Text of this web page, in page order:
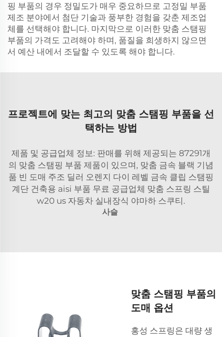
핑 부품의 경우 정밀도가 매우 중요하므로 고정밀 부품
제조 분야에서 첨단 기술과 풍부한 경험을 갖춘 제조업
체를 선택해야 합니다. 마지막으로 이러한 맞춤 스탬핑
부품의 가격도 고려해야 하며, 품질을 희생하지 않으면
서 예산 내에서 조달할 수 있도록 해야 합니다.
프로젝트에 맞는 최고의 맞춤 스탬핑 부품을 선
택하는 방법
제품 및 공급업체 정보: 판매를 위해 제공되는 87291개
의 맞춤 스탬핑 부품 제품이 있으며, 맞춤 금속 블랙 기념
품 빈 도매 주조 딜러 오렌지 다이 레벨 금속 클립 스탬핑
계단 건축용 aisi 부품 무료 공급업체 맞춤 스프링 스틸
w20 us 자동차 실내장식 야마하 스쿠티.
사슬
맞춤 스탬핑 부품의
도매 옵션
홍성 스프링은 대량 생